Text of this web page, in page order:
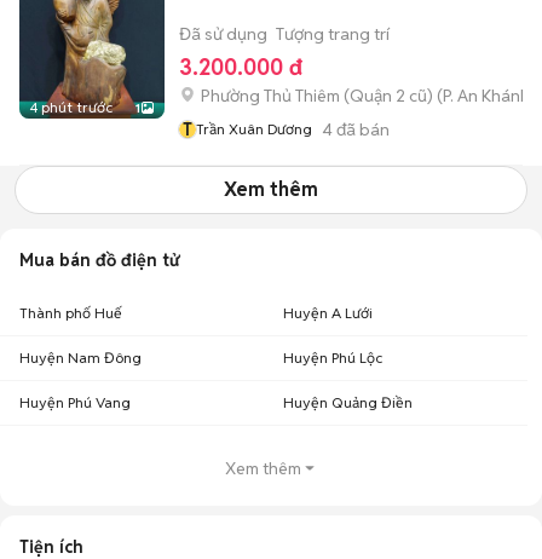
4 phút trước 1
Đã sử dụng Tượng trang trí
3.200.000 đ
Phường Thủ Thiêm (Quận 2 cũ) (P. An Khánh
T Trần Xuân Dương 4đã bán
Xem thêm
Mua bán đồ điện tử
Thành phố Huế Huyện A Lưới
Huyện Nam Đông Huyện Phú Lộc
Huyện Phú Vang Huyện Quảng Điền
Xem thêm
Tiện ích